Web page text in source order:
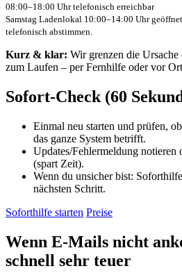
08:00–18:00 Uhr telefonisch erreichbar
Samstag Ladenlokal 10:00–14:00 Uhr geöffnet
telefonisch abstimmen.
Kurz & klar: Wir grenzen die
zum Laufen – per Fernhilfe oder vor
Sofort-Check (60
Einmal neu starten und prüfen,
das ganze System betrifft.
Updates/Fehlermeldung notieren
(spart Zeit).
Wenn du unsicher bist:
nächsten Schritt.
Soforthilfe starten Preise
Wenn E‑Mails nicht
schnell sehr teuer